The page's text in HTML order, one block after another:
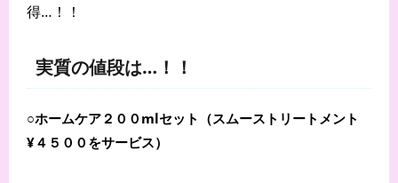
得…！！
実質の値段は…！！
○ホームケア２００mlセット（スムーストリートメント
¥４５００をサービス）